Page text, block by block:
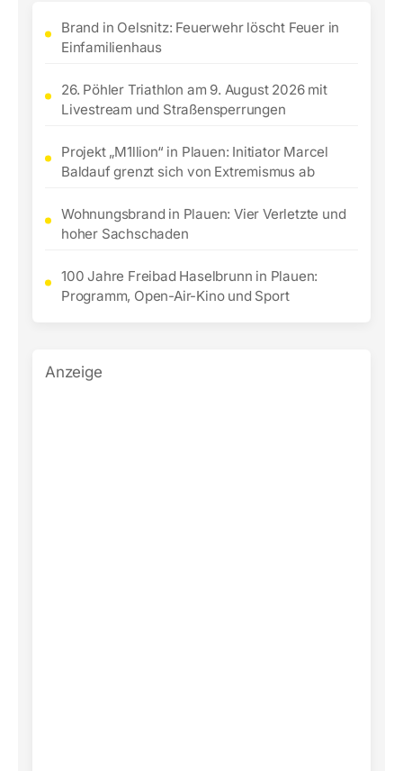
Brand in Oelsnitz: Feuerwehr löscht Feuer in
Einfamilienhaus
26. Pöhler Triathlon am 9. August 2026 mit
Livestream und Straßensperrungen
Projekt „M1llion“ in Plauen: Initiator Marcel
Baldauf grenzt sich von Extremismus ab
Wohnungsbrand in Plauen: Vier Verletzte und
hoher Sachschaden
100 Jahre Freibad Haselbrunn in Plauen:
Programm, Open-Air-Kino und Sport
Anzeige